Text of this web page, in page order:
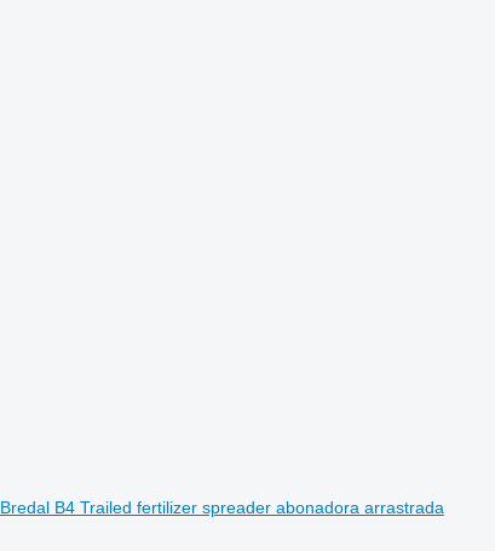
Bredal B4 Trailed fertilizer spreader abonadora arrastrada